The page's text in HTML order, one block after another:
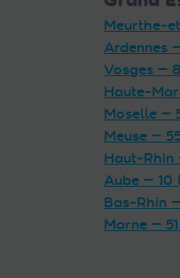
Meurthe-
Ardennes
Vosges —
Haute-
Moselle —
Meuse —
Haut-Rhin
Aube — 10
Bas-Rhin
Marne — 51